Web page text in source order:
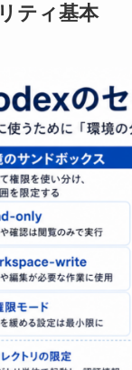
ティ基本